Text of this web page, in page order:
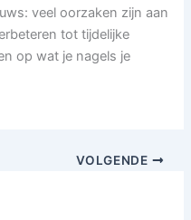
veel oorzaken zijn aan
tot tijdelijke
op wat je nagels je
VOLGENDE